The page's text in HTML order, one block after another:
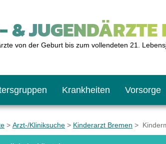
& JUGENDÄRZTE
von der Geburt bis zum vollendeten 21.
Das erste Jahr
Krankheiten Vorsorge
Baby: U1 bis U6
Impfkalender
Notrufnummern
Notdienste
BMI-Rechner
> Arzt-/Kliniksuche > Kinderarzt Bremen >